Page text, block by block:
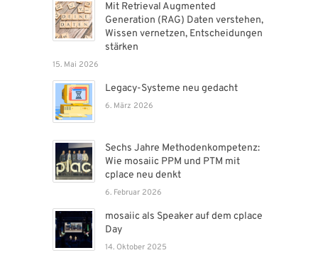
Mit Retrieval Augmented
Generation (RAG) Daten verstehen,
Wissen vernetzen, Entscheidungen
stärken
15. Mai 2026
Legacy-Systeme neu gedacht
6. März 2026
Sechs Jahre Methodenkompetenz:
Wie mosaiic PPM und PTM mit
cplace neu denkt
6. Februar 2026
mosaiic als Speaker auf dem cplace
Day
14. Oktober 2025